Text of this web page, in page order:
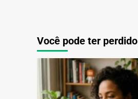
Você pode ter perdido